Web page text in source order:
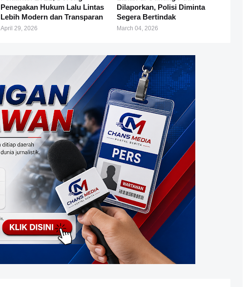
Penegakan Hukum Lalu Lintas
Lebih Modern dan Transparan
April 29, 2026
Dilaporkan, Polisi Diminta
Segera Bertindak
March 04, 2026